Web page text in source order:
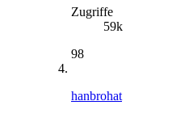
Zugriffe
59k
98
hanbrohat